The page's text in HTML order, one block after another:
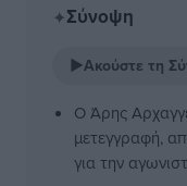
✦Σύνοψη
▶Ακούστε τη
Ο Άρης
μετεγγραφή,
για την